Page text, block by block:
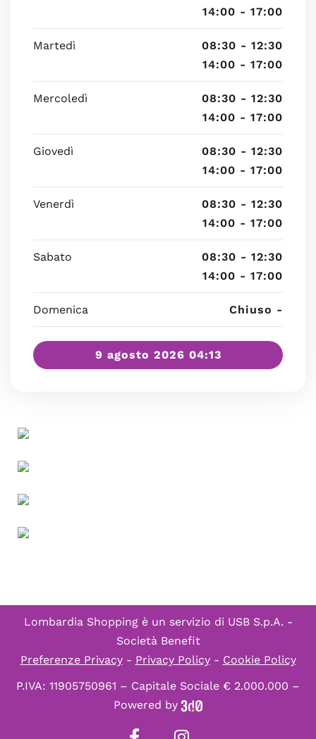
14:00 - 17:00
Martedì
08:30 - 12:30
14:00 - 17:00
Mercoledì
08:30 - 12:30
14:00 - 17:00
Giovedì
08:30 - 12:30
14:00 - 17:00
Venerdì
08:30 - 12:30
14:00 - 17:00
Sabato
08:30 - 12:30
14:00 - 17:00
Domenica Chiuso -
9 agosto 2026 04:13
Lombardia Shopping è un servizio di USB S.p.A. -
Società Benefit
Preferenze Privacy- Privacy Policy- Cookie Policy
P.IVA: 11905750961 – Capitale Sociale € 2.000.000 –
Powered by